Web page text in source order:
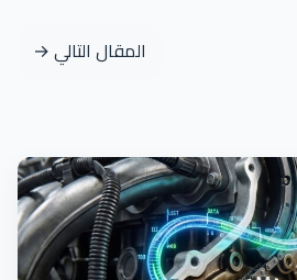
المقال التالي →